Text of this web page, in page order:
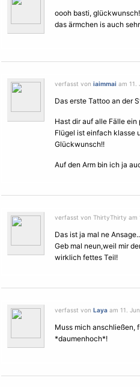
oooh basti,
das ärmchen is auch
verfasst von iaimmai am 11.
Das erste Tattoo an der
Hast dir auf alle Fälle
Flügel ist einfach klasse
Glückwunsch!!
Auf den Arm bin ich ja
verfasst von ThirtyThirty am
Das ist ja mal ne
Geb mal neun,weil mir
wirklich fettes Teil!
verfasst von Laya am 11.
Muss mich anschließen,
*daumenhoch*!